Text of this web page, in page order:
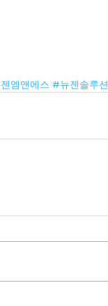
엠앤에스 #뉴젠솔루션